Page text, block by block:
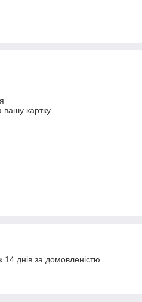
вашу картку
днів за домовленістю